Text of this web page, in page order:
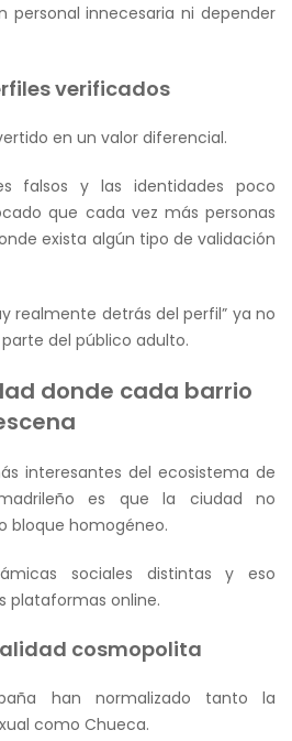
personal innecesaria ni depender
verificados
en un valor diferencial.
falsos y las identidades poco
que cada vez más personas
exista algún tipo de validación
realmente detrás del perfil” ya no
del público adulto.
donde cada barrio
interesantes del ecosistema de
es que la ciudad no
bloque homogéneo.
sociales distintas y eso
plataformas online.
cosmopolita
han normalizado tanto la
como Chueca.